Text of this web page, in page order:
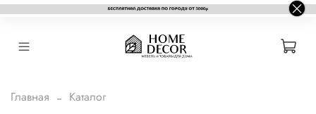
Главная Каталог